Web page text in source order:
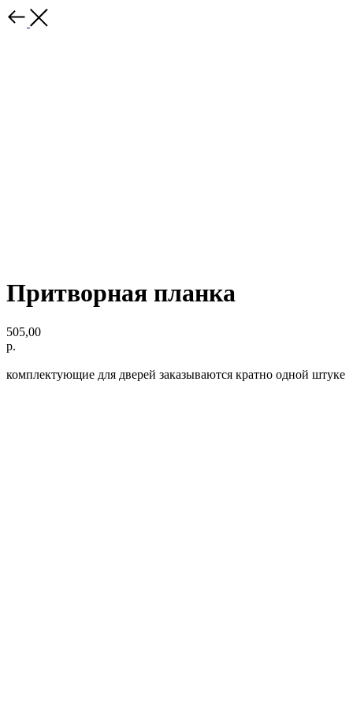
Притворная планка
505,00
р.
комплектующие для дверей заказываются кратно одной штуке